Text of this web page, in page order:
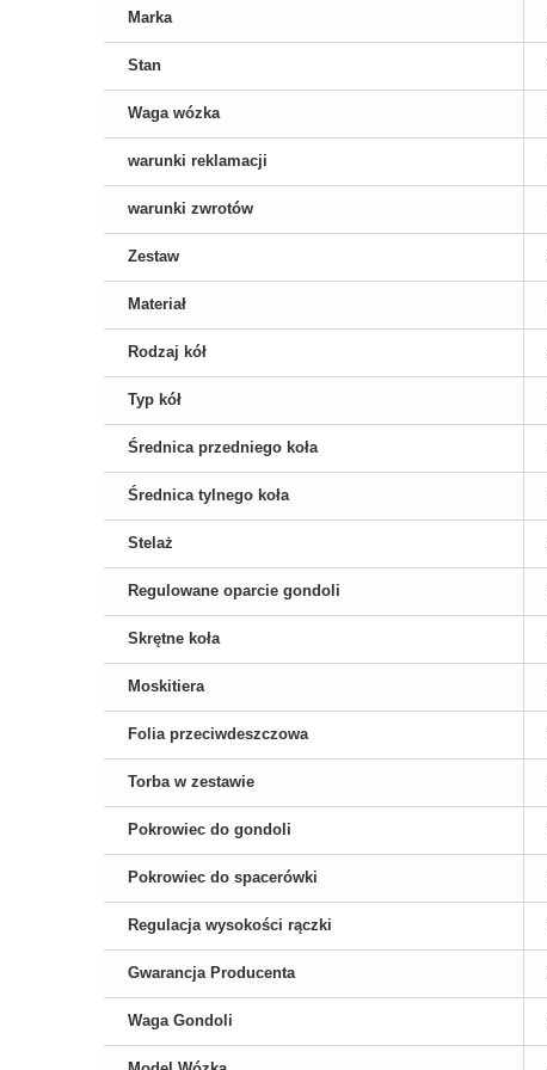
Marka
Stan
Waga wózka
warunki reklamacji
warunki zwrotów
Zestaw
Materiał
Rodzaj kół
Typ kół
Średnica przedniego koła
Średnica tylnego koła
Stelaż
Regulowane oparcie gondoli
Skrętne koła
Moskitiera
Folia przeciwdeszczowa
Torba w zestawie
Pokrowiec do gondoli
Pokrowiec do spacerówki
Regulacja wysokości rączki
Gwarancja Producenta
Waga Gondoli